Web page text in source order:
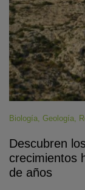
Biología, Geología,
Descubren
crecimientos
de años